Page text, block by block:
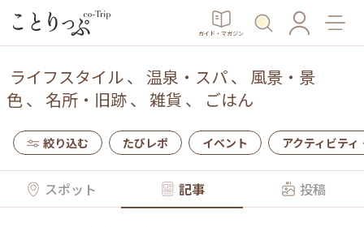
ガイド・マガジン
ライフスタイル、 温泉・スパ、 風景・景
色、 名所・旧跡、 雑貨 、 ごはん
絞り込む たびレポ イベント アクティビティ
スポット 記事 投稿